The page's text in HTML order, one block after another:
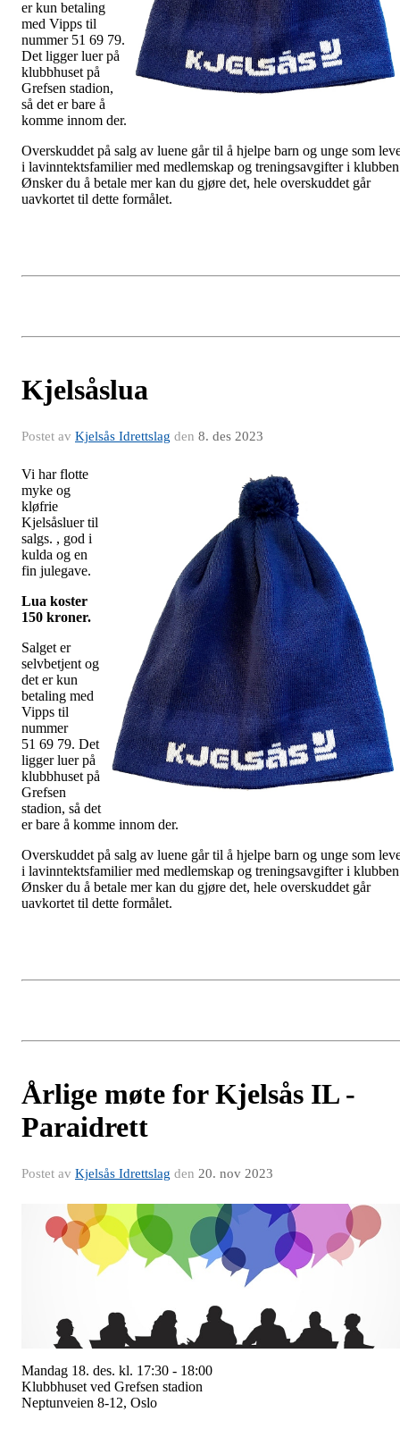
er kun betaling
med Vipps til
nummer 51 69 79.
Det ligger luer på
klubbhuset på
Grefsen stadion,
så det er bare å
komme innom der.
Overskuddet på salg av luene går til å hjelpe barn og unge som
i lavinntektsfamilier med medlemskap og treningsavgifter i
Ønsker du å betale mer kan du gjøre det, hele overskuddet går
uavkortet til dette formålet.
Kjelsåslua
Postet av Kjelsås Idrettslag den 8. des 2023
Vi har flotte
myke og
kløfrie
Kjelsåsluer til
salgs. , god i
kulda og en
fin julegave.
Lua koster
150 kroner.
Salget er
selvbetjent og
det er kun
betaling med
Vipps til
nummer
51 69 79. Det
ligger luer på
klubbhuset på
Grefsen
stadion, så det
er bare å komme innom der.
Overskuddet på salg av luene går til å hjelpe barn og unge som
i lavinntektsfamilier med medlemskap og treningsavgifter i
Ønsker du å betale mer kan du gjøre det, hele overskuddet går
uavkortet til dette formålet.
Årlige møte for Kjelsås IL -
Paraidrett
Postet av Kjelsås Idrettslag den 20. nov 2023
Mandag 18. des. kl. 17:30 - 18:00
Klubbhuset ved Grefsen stadion
Neptunveien 8-12, Oslo